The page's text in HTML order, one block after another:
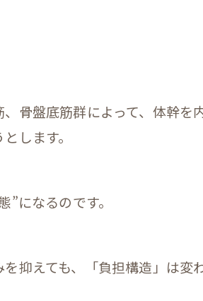
骨盤底筋群によって、体幹
します。
になるのです。
抑えても、「負担構造」は変